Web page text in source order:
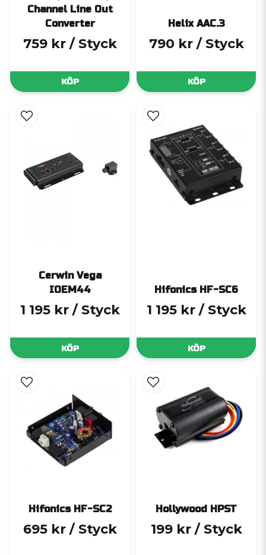
Channel Line Out
Converter
759 kr / Styck
KÖP
Helix AAC.3
790 kr / Styck
KÖP
Cerwin Vega
IOEM44
1 195 kr / Styck
KÖP
Hifonics HF-SC6
1 195 kr / Styck
KÖP
Hifonics HF-SC2
695 kr / Styck
Hollywood HPST
199 kr / Styck